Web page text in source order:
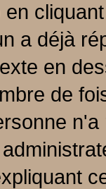
a déjà
en
de